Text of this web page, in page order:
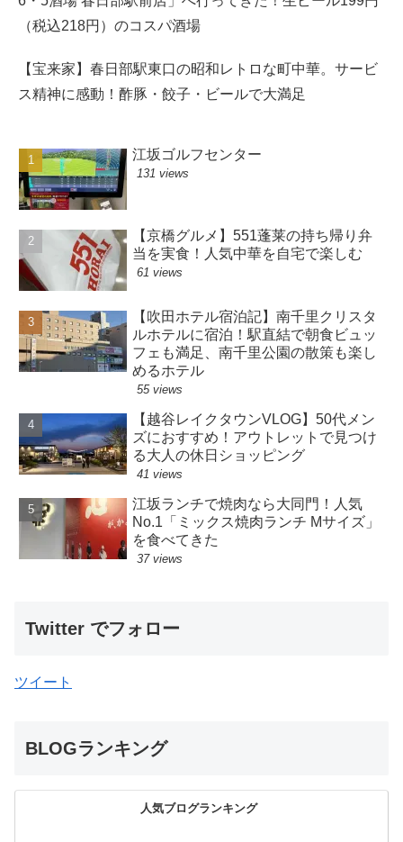
（税込218円）のコスパ酒場
【宝来家】春日部駅東口の昭和レトロな町中華。サービ
ス精神に感動！酢豚・餃子・ビールで大満足
江坂ゴルフセンター
131 views
【京橋グルメ】551蓬莱の持ち帰り弁
当を実食！人気中華を自宅で楽しむ
61 views
【吹田ホテル宿泊記】南千里クリスタ
ルホテルに宿泊！駅直結で朝食ビュッ
フェも満足、南千里公園の散策も楽し
めるホテル
55 views
【越谷レイクタウンVLOG】50代メン
ズにおすすめ！アウトレットで見つけ
る大人の休日ショッピング
41 views
江坂ランチで焼肉なら大同門！人気
No.1「ミックス焼肉ランチ Mサイズ」
を食べてきた
37 views
Twitter でフォロー
ツイート
BLOGランキング
人気ブログランキング